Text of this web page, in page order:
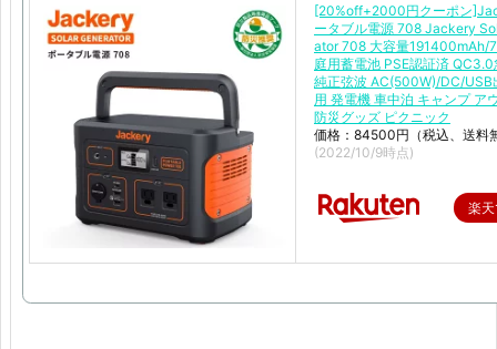
[20%off+2000円クーポン
ータブル電源 708 Jackery
ator 708 大容量191400mAh/
庭用蓄電池 PSE認証済
純正弦波 AC(500W)/DC/USB
用 発電機 車中泊 キャンプ ア
防災グッズ ピクニック
価格：84500円（税込、送料
(2022/10/9時点)
楽